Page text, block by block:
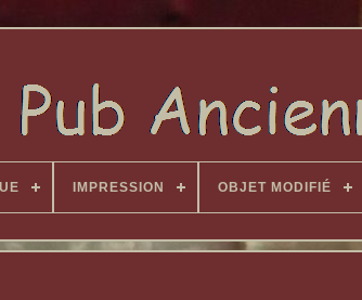
IMPRESSION OBJET MODIFIÉ